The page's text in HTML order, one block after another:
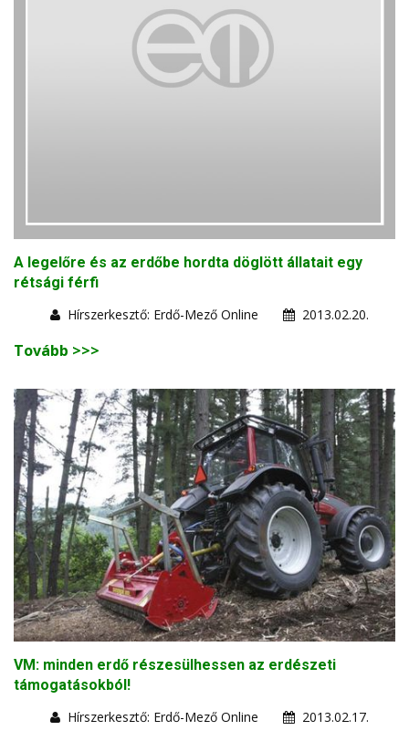
A legelőre és az erdőbe hordta döglött állatait egy
rétsági férfi
Hírszerkesztő: Erdő-Mező Online
2013.02.20.
Tovább >>>
VM: minden erdő részesülhessen az erdészeti
támogatásokból!
Hírszerkesztő: Erdő-Mező Online
2013.02.17.